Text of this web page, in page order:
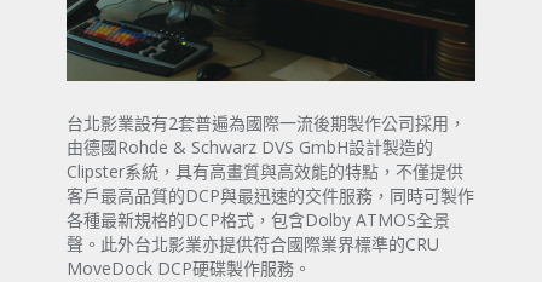
台北影業設有2套普遍為國際一流後期製作公司採用，
由德國Rohde & Schwarz DVS GmbH設計製造的
Clipster系統，具有高畫質與高效能的特點，不僅提供
客戶最高品質的DCP與最迅速的交件服務，同時可製作
各種最新規格的DCP格式，包含Dolby ATMOS全景
聲。此外台北影業亦提供符合國際業界標準的CRU
MoveDock DCP硬碟製作服務。